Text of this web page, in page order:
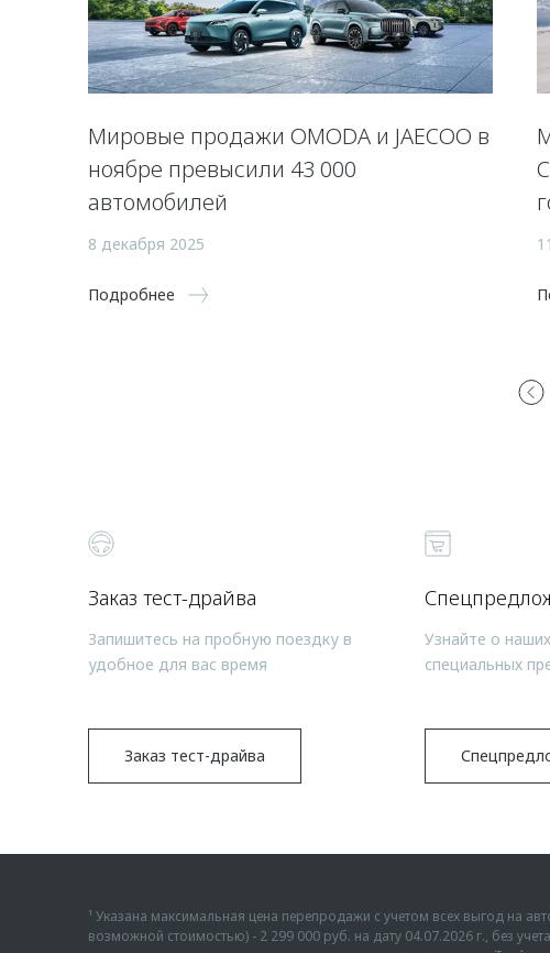
Мировые продажи OMODA и JAECOO в
ноябре превысили 43 000
автомобилей
8 декабря 2025
Подробнее
Заказ тест-драйва
Запишитесь на пробную поездку в
удобное для вас время
Заказ тест-драйва
Узнайте о
специальных
¹ Указана максимальная цена перепродажи с учетом всех выгод на
возможной стоимостью) - 2 299 000 руб. на дату 04.07.2026 г., без